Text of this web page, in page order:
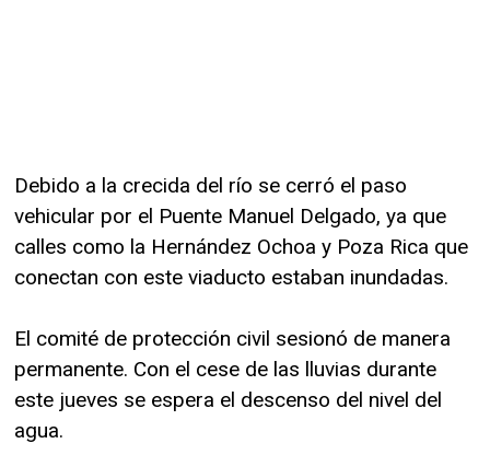
Debido a la crecida del río se cerró el paso
vehicular por el Puente Manuel Delgado, ya que
calles como la Hernández Ochoa y Poza Rica que
conectan con este viaducto estaban inundadas.
El comité de protección civil sesionó de manera
permanente. Con el cese de las lluvias durante
este jueves se espera el descenso del nivel del
agua.